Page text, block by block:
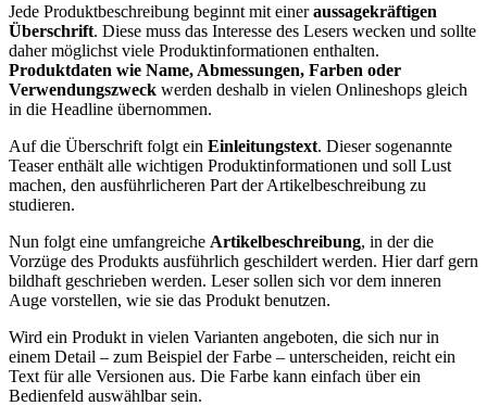
Jede Produktbeschreibung beginnt mit eineraussagekräftigen
Überschrift. Diese muss das Interesse des Lesers wecken und sollte
daher möglichst viele Produktinformationen enthalten.
Produktdaten wie Name, Abmessungen, Farben oder
Verwendungszweck werden deshalb in vielen Onlineshops gleich
in die Headline übernommen.
Auf die Überschrift folgt ein Einleitungstext. Dieser sogenannte
Teaser enthält alle wichtigen Produktinformationen und soll Lust
machen, den ausführlicheren Part der Artikelbeschreibung zu
studieren.
Nun folgt eine umfangreiche Artikelbeschreibung, in der die
Vorzüge des Produkts ausführlich geschildert werden. Hier darf gern
bildhaft geschrieben werden. Leser sollen sich vor dem inneren
Auge vorstellen, wie sie das Produkt benutzen.
Wird ein Produkt in vielen Varianten angeboten, die sich nur in
einem Detail – zum Beispiel der Farbe – unterscheiden, reicht ein
Text für alle Versionen aus. Die Farbe kann einfach über ein
Bedienfeld auswählbar sein.